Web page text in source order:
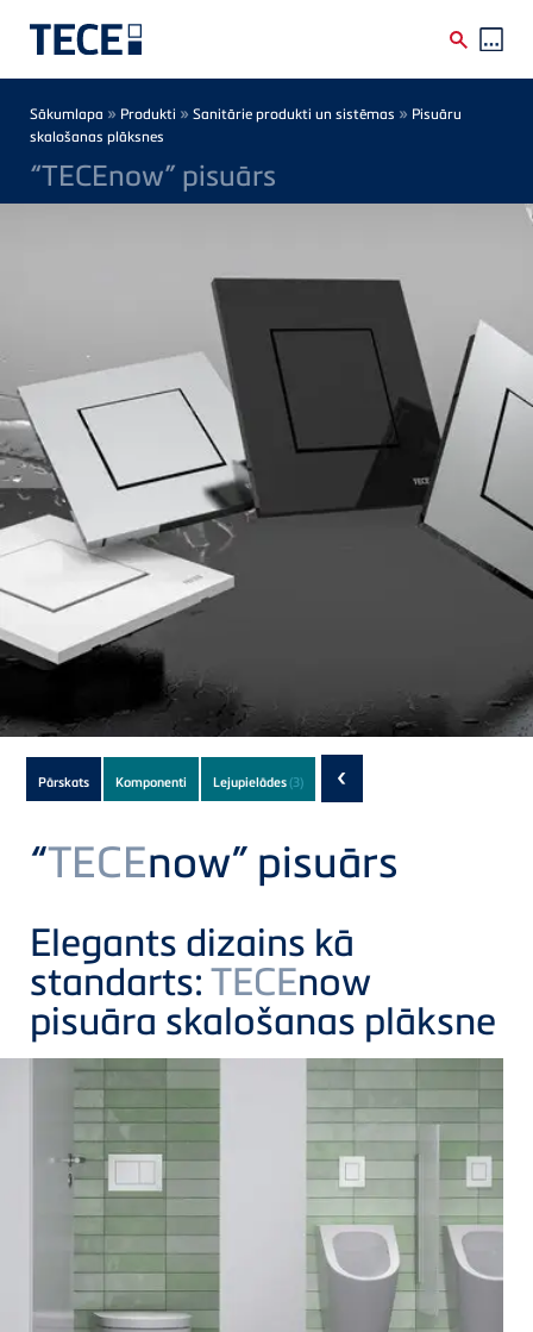
Breadcrumb
Sākumlapa » Produkti » Sanitārie produkti un sistēmas » Pisuāru
skalošanas plāksnes
“TECEnow” pisuārs
Subnavigation
of
current
Product
Pārskats Komponenti Lejupielādes(3) ‹
“TECEnow” pisuārs
Elegants dizains kā
standarts:TECEnow
pisuāra skalošanas plāksne